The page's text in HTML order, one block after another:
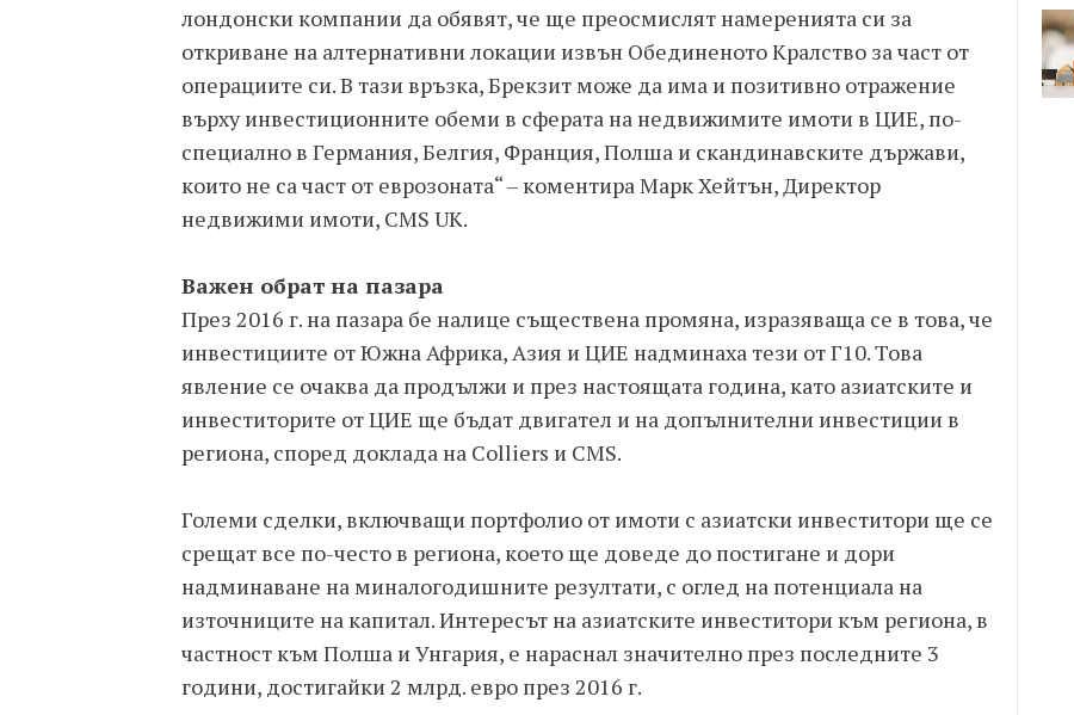
лондонски компании да обявят, че ще преосмислят намеренията си за
откриване на алтернативни локации извън Обединеното Кралство за част от
операциите си. В тази връзка, Брекзит може да има и позитивно отражение
върху инвестиционните обеми в сферата на недвижимите имоти в ЦИЕ, по-
специално в Германия, Белгия, Франция, Полша и скандинавските държави,
които не са част от еврозоната“ – коментира Марк Хейтън, Директор
недвижими имоти, CMS UK.
Важен обрат на пазара
През 2016 г. на пазара бе налице съществена промяна, изразяваща се в това, че
инвестициите от Южна Африка, Азия и ЦИЕ надминаха тези от Г10. Това
явление се очаква да продължи и през настоящата година, като азиатските и
инвеститорите от ЦИЕ ще бъдат двигател и на допълнителни инвестиции в
региона, според доклада на Colliers и CMS.
Големи сделки, включващи портфолио от имоти с азиатски инвеститори ще се
срещат все по-често в региона, което ще доведе до постигане и дори
надминаване на миналогодишните резултати, с оглед на потенциала на
източниците на капитал. Интересът на азиатските инвеститори към региона, в
частност към Полша и Унгария, е нараснал значително през последните 3
години, достигайки 2 млрд. евро през 2016 г.